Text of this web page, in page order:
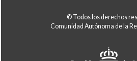
© Todos los derechos
Comunidad Autónoma de la